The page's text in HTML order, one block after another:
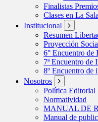
Finalistas
Clases en La
Institucional
Resumen
Proyección
6° Encuentro de
7ª Encuentro de
8º Encuentro de
Nosotros
Política Editorial
Normatividad
MANUAL DE
Manual de